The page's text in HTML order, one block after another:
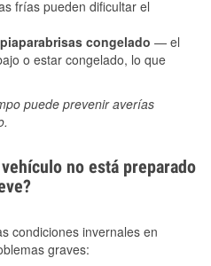
frías pueden dificultar el
congelado — el
o estar congelado, lo que
puede prevenir averías
no está preparado
condiciones invernales en
graves: